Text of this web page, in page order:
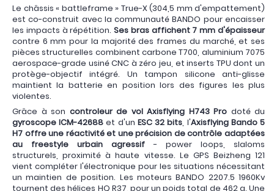
Le châssis « battleframe » True-X (304,5 mm d'empattement)
est co-construit avec la communauté BANDO pour encaisser
les impacts à répétition.Ses bras affichent 7 mm d'épaisseur
contre 6 mm pour la majorité des frames du marché, et ses
pièces structurelles combinent carbone T700, aluminium 7075
aerospace-grade usiné CNC à zéro jeu, et inserts TPU dont un
protège-objectif intégré. Un tampon silicone anti-glisse
maintient la batterie en position lors des figures les plus
violentes.
Grâce à son controleur de vol Axisflying H743 Pro doté du
gyroscope ICM-42688 et d'un ESC 32 bits , l'Axisflying Bando 5
H7 offre une réactivité et une précision de contrôle adaptées
au freestyle urbain agressif - power loops, slaloms
structurels, proximité à haute vitesse. Le GPS Beizheng 121
vient compléter l'électronique pour les situations nécessitant
un maintien de position. Les moteurs BANDO 2207.5 1960Kv
tournent des hélices HQ R37, pour un poids total de 462 g. Une